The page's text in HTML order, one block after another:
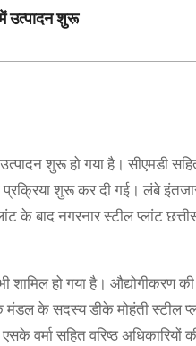
उत्पादन शुरू
शुरू हो गया है। सीएमडी
शुरू कर दी गई। लंबे
बाद नगरनार स्टील प्लांट
हो गया है। औद्योगीकरण
मंडल के सदस्य डीके मोहंती स्टील
वर्मा सहित वरिष्ठ